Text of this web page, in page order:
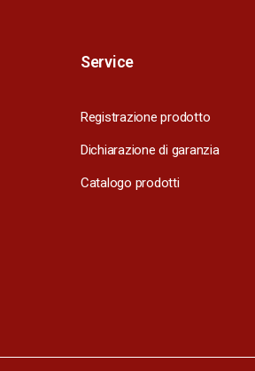
Service
Registrazione prodotto
Dichiarazione di garanzia
Catalogo prodotti